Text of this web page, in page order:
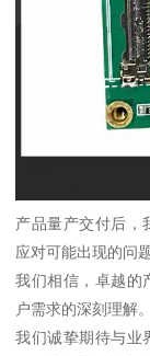
产品量产交付后，
应对可能出现的问
我们相信，卓越的
户需求的深刻理解。
我们诚挚期待与业